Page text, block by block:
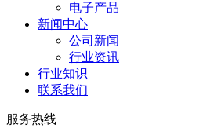
电子产品
新闻中心
公司新闻
行业资讯
行业知识
联系我们
服务热线